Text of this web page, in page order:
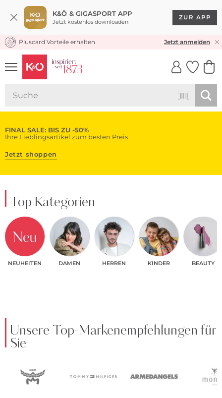
K&Ö & GIGASPORT APP
Jetzt kostenlos downloaden
ZUR APP
KOSTENLOSER VERSAND* & RÜCKVERSAND
Pluscard Vorteile erhalten Jetzt anmelden
UNSERE APP
CLICK &
FINAL SALE: BIS ZU -50%
Ihre Lieblingsartikel zum besten Preis
Jetzt shoppen
Top Kategorien
NEUHEITEN DAMEN HERREN KINDER BEAUTY
Unsere Top-Markenempfehlungen für
Sie